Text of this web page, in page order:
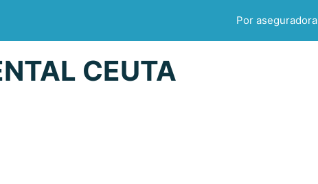
Por aseguradora
CEUTA